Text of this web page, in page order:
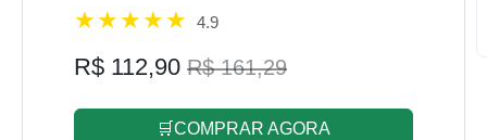
4.9
R$ 112,90 R$ 161,29
🛒COMPRAR AGORA